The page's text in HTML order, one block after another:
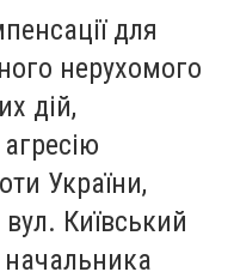
для
нерухомого
дій,
України,
Київський